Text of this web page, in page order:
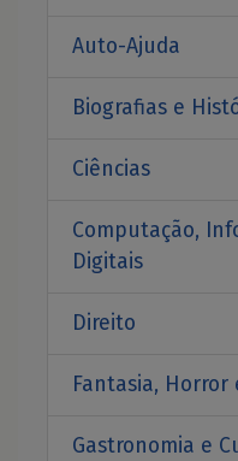
Auto-Ajuda
Biografias e
Ciências
Computação,
Digitais
Direito
Fantasia, Horror
Gastronomia e